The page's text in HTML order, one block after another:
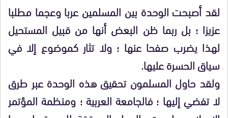
لقد أصبحت الوحدة بين المسلمين عربا وعجما مطلبا
عزيزا ؛ بل ربما ظن البعض أنها من قبيل المستحيل
لهذا يضرب صفحا عنها ؛ ولا تثار كموضوع إلا في
سياق الحسرة عليها.
ولقد حاول المسلمون تحقيق هذه الوحدة عبر طرق
لا تفضي إليها ؛ فالجامعة العربية ؛ ومنظمة المؤتمر